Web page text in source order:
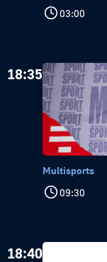
03:00
18:35
Multisports
09:30
18:40